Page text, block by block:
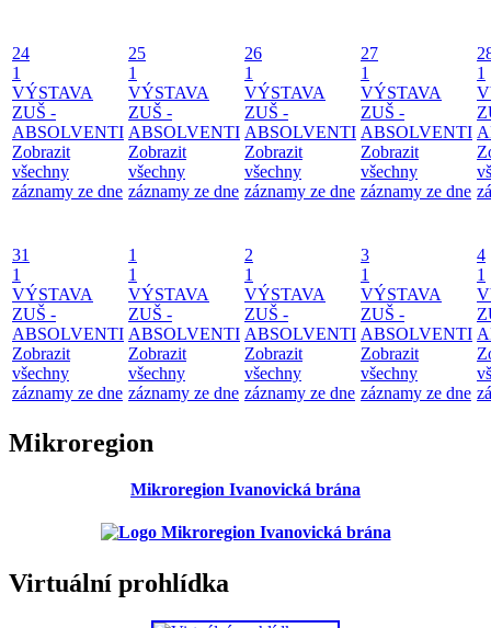
24
1
VÝSTAVA
ZUŠ -
ABSOLVENTI
Zobrazit
všechny
záznamy ze dne
25
1
VÝSTAVA
ZUŠ -
ABSOLVENTI
Zobrazit
všechny
záznamy ze dne
26
1
VÝSTAVA
ZUŠ -
ABSOLVENTI
Zobrazit
všechny
záznamy ze dne
27
1
VÝSTAVA
ZUŠ -
ABSOLVENTI
Zobrazit
všechny
záznamy ze dne
1
31
1
VÝSTAVA
ZUŠ -
ABSOLVENTI
Zobrazit
všechny
záznamy ze dne
1
1
VÝSTAVA
ZUŠ -
ABSOLVENTI
Zobrazit
všechny
záznamy ze dne
2
1
VÝSTAVA
ZUŠ -
ABSOLVENTI
Zobrazit
všechny
záznamy ze dne
3
1
VÝSTAVA
ZUŠ -
ABSOLVENTI
Zobrazit
všechny
záznamy ze dne
4
1
Mikroregion
Mikroregion Ivanovická brána
Virtuální prohlídka